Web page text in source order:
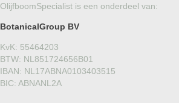
OlijfboomSpecialist is een onderdeel van:
BotanicalGroup BV
KvK: 55464203
BTW: NL851724656B01
IBAN: NL17ABNA0103403515
BIC: ABNANL2A